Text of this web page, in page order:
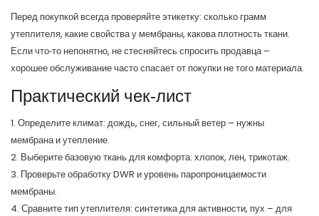
Перед покупкой всегда проверяйте этикетку: сколько грамм
утеплителя, какие свойства у мембраны, какова плотность ткани.
Если что‑то непонятно, не стесняйтесь спросить продавца –
хорошее обслуживание часто спасает от покупки не того материала.
Практический чек‑лист
1. Определите климат: дождь, снег, сильный ветер – нужны
мембрана и утепление.
2. Выберите базовую ткань для комфорта: хлопок, лен, трикотаж.
3. Проверьте обработку DWR и уровень паропроницаемости
мембраны.
4. Сравните тип утеплителя: синтетика для активности, пух – для